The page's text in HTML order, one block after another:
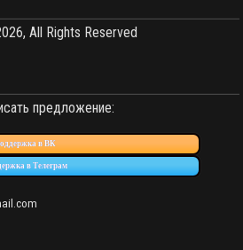
All Rights Reserved
предложение:
в ВК
в Телеграм